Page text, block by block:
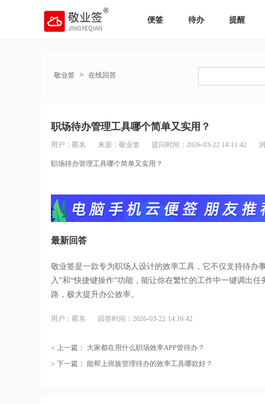
便签 待办 提醒
敬业签 > 在线回答
职场待办管理工具哪个简单又实用？
用户：匿名 来源：敬业签 提问时间：2026-03-22 14:11:42
职场待办管理工具哪个简单又实用？
最新回答
敬业签是一款专为职场人设计的效率工具，它不仅支持待办
入”和“快捷键操作”功能，能让你在繁忙的工作中一键调出
路，极大提升办公效率。
用户：匿名 回答时间：2026-03-22 14:16:42
< 上一篇： 大家都在用什么职场效率APP管待办？
> 下一篇： 能帮上班族管理待办的效率工具哪款好？